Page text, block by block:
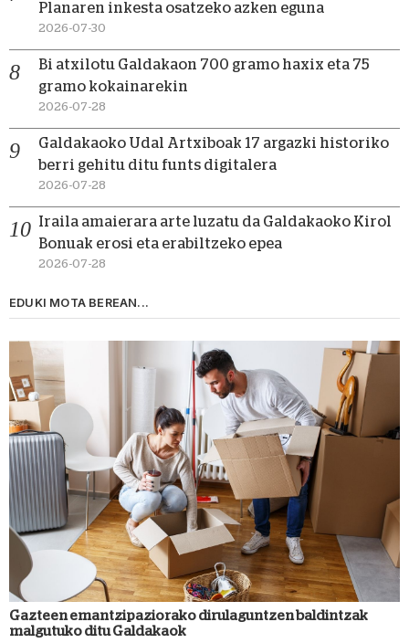
Planaren inkesta osatzeko azken eguna
2026-07-30
Bi atxilotu Galdakaon 700 gramo haxix eta 75
gramo kokainarekin
2026-07-28
Galdakaoko Udal Artxiboak 17 argazki historiko
berri gehitu ditu funts digitalera
2026-07-28
Iraila amaierara arte luzatu da Galdakaoko Kirol
Bonuak erosi eta erabiltzeko epea
2026-07-28
EDUKI MOTA BEREAN...
Gazteen emantzipaziorako dirulaguntzen baldintzak
malgutuko ditu Galdakaok